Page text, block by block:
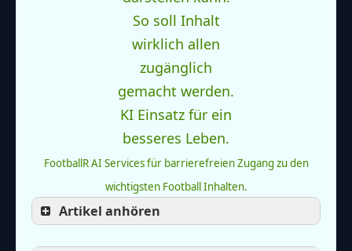
FootballR AI Services für barrierefreien Zugang zu den
wichtigsten Football Inhalten.
Artikel anhören